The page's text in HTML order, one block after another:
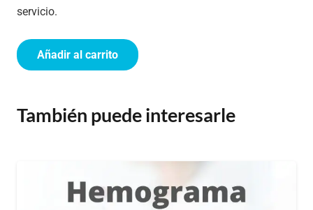
servicio.
Estudio
cantidad
Añadir al carrito
También puede interesarle